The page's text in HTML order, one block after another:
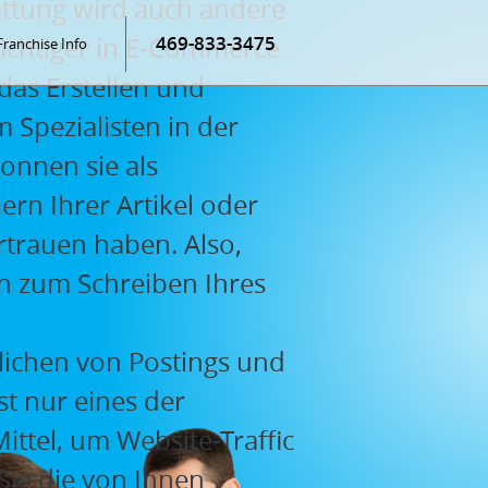
Info 469-833-3475
wird auch andere
in E-Commerce
Erstellen und
Spezialisten in der
sie als
Ihrer Artikel oder
haben. Also,
zum Schreiben Ihres
von Postings und
nur eines der
um Website-Traffic
die von Ihnen